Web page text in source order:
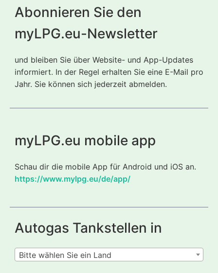
Abonnieren Sie den
myLPG.eu-Newsletter
und bleiben Sie über Website- und App-Updates
informiert. In der Regel erhalten Sie eine E-Mail pro
Jahr. Sie können sich jederzeit abmelden.
myLPG.eu mobile app
Schau dir die mobile App für Android und iOS an.
https://www.mylpg.eu/de/app/
Autogas Tankstellen in
Bitte wählen Sie ein Land